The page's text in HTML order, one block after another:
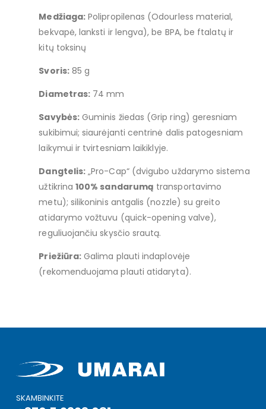
Medžiaga: Polipropilenas (Odourless material,
bekvapė, lanksti ir lengva), be BPA, be ftalatų ir
kitų toksinų
Svoris:85 g
Diametras: 74 mm
Savybės:Guminis žiedas (Grip ring) geresniam
sukibimui; siaurėjanti centrinė dalis patogesniam
laikymui ir tvirtesniam laikiklyje.
Dangtelis: „Pro-Cap“ (dvigubo uždarymo sistema
užtikrina100% sandarumą transportavimo
metu); silikoninis antgalis (nozzle) su greito
atidarymo vožtuvu (quick-opening valve),
reguliuojančiu skysčio srautą.
Priežiūra: Galima plauti indaplovėje
(rekomenduojama plauti atidaryta).
SKAMBINKITE